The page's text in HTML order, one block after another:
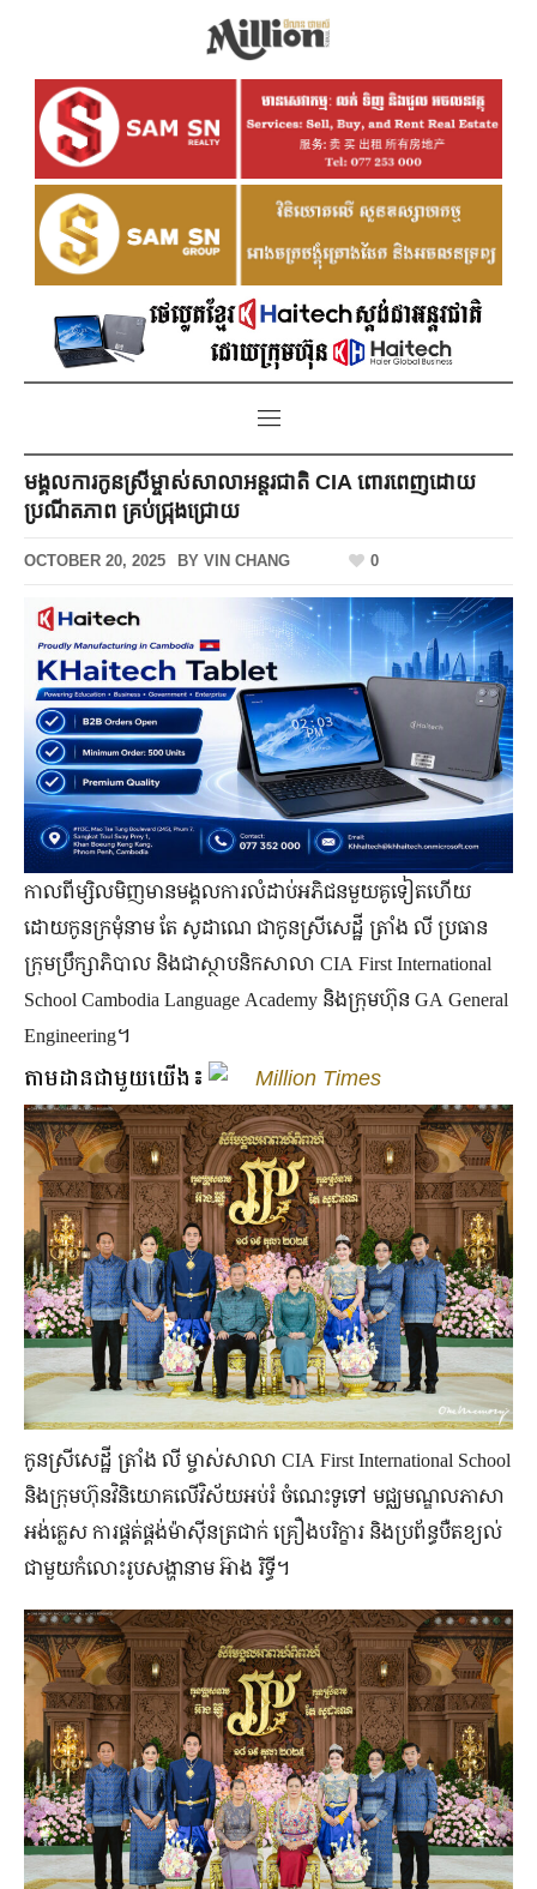
មង្គលការកូនស្រីម្ចាស់សាលាអន្តរជាតិ CIA ពោរពេញដោយ
ប្រណីតភាព គ្រប់​ជ្រុងជ្រោយ​
OCTOBER 20, 2025 BY VIN CHANG 0
កាលពី​ម្សិលមិញ​មាន​មង្គលការ​លំដាប់​អភិជន​មួយ​គូ​ទៀត​ហើយ
ដោយ​កូន​ក្រមុំ​នាម តែ សូដាណេ ជា​កូនស្រី​សេដ្ឋី ត្រាំង លី ប្រធាន​
ក្រុមប្រឹក្សា​ភិបាល និង​ជា​ស្ថាបនិក​សាលា CIA First International
School Cambodia Language Academy និង​ក្រុមហ៊ុន GA General
Engineering។
តាមដានជាមួយយើង៖ Million Times
កូន​ស្រី​សេដ្ឋី ត្រាំង លី ម្ចាស់សាលា CIA First International School
និង​ក្រុមហ៊ុន​​វិនិយោគ​លើ​វិស័យ​អប់រំ ចំណេះ​ទូទៅ មជ្ឈមណ្ឌល​ភាសា​
អង់គ្លេស ការ​ផ្គត់ផ្គង់​ម៉ាស៊ីនត្រជាក់ គ្រឿង​បរិក្ខារ និង​ប្រព័ន្ធ​បឺត​ខ្យល់
ជាមួយ​កំលោះ​រូប​សង្ហា​នាម អ៊ាង រិទ្ធី។